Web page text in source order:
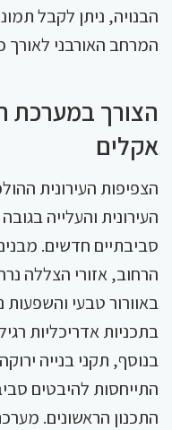
הבנויה, ניתן לקבל
המרחב האורבני לאורך
הצורך במערכת
אקלים
הצפיפות העירונית
העירונית והעלייה
סביבתיים חדשים.
הרחוב, אזורי הצללה
באוורור טבעי והשפעות
בתכניות אדריכליות
בנוסף, תקני בנייה
התייחסות להיבטים
התכנון הראשונים.